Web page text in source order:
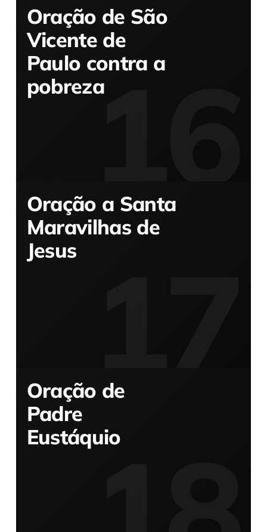
Oração de São
Vicente de
Paulo contra a
pobreza
Oração a Santa
Maravilhas de
Jesus
Oração de
Padre
Eustáquio